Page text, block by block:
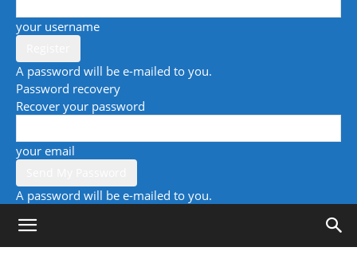
your username
A password will be e-mailed to you.
Password recovery
Recover your password
your email
A password will be e-mailed to you.